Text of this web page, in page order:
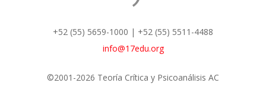
+52 (55) 5659-1000 | +52 (55) 5511-4488
info@17edu.org
©2001-2026 Teoría Crítica y Psicoanálisis AC